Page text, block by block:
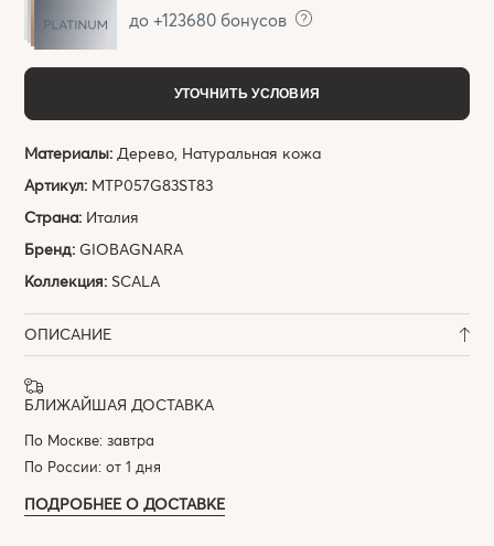
до +123680 бонусов
УТОЧНИТЬ УСЛОВИЯ
Материалы: Дерево, Натуральная кожа
Артикул: MTP057G83ST83
Страна: Италия
Бренд:GIOBAGNARA
Коллекция:SCALA
ОПИСАНИЕ
БЛИЖАЙШАЯ ДОСТАВКА
По Москве: завтра
По России: от 1 дня
ПОДРОБНЕЕ О ДОСТАВКЕ